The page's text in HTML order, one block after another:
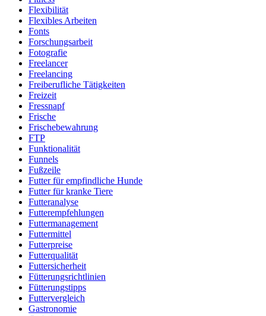
Flexibilität
Flexibles Arbeiten
Fonts
Forschungsarbeit
Fotografie
Freelancer
Freelancing
Freiberufliche Tätigkeiten
Freizeit
Fressnapf
Frische
Frischebewahrung
FTP
Funktionalität
Funnels
Fußzeile
Futter für empfindliche Hunde
Futter für kranke Tiere
Futteranalyse
Futterempfehlungen
Futtermanagement
Futtermittel
Futterpreise
Futterqualität
Futtersicherheit
Fütterungsrichtlinien
Fütterungstipps
Futtervergleich
Gastronomie